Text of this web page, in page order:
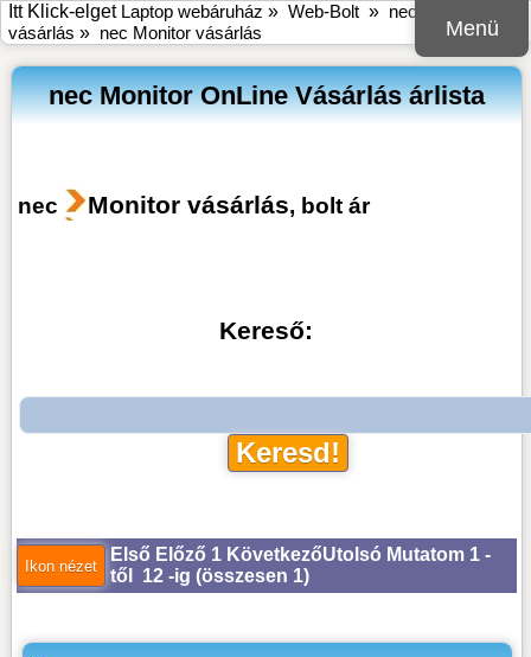
Menü
Itt Klick-elget Laptop webáruház » Web-Bolt » nec online bolt
vásárlás » nec Monitor vásárlás
nec Monitor OnLine Vásárlás árlista
nec Monitor vásárlás, bolt ár
Kereső:
Első Előző 1 KövetkezőUtolsó Mutatom 1 -
től 12 -ig (összesen 1)